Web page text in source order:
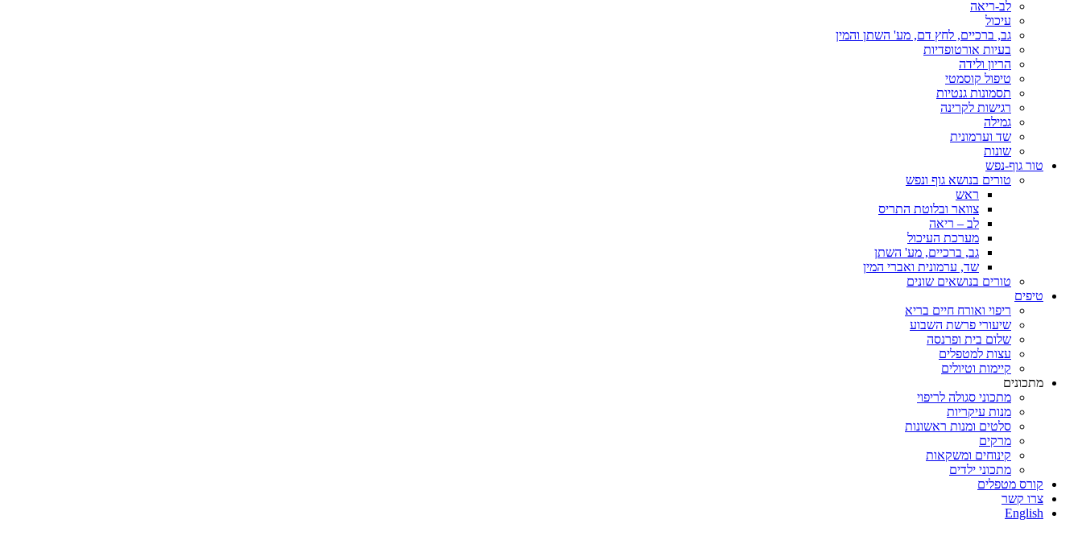
לב-ריאה
עיכול
גב, ברכיים, לחץ דם, מע' השתן והמין
בעיות אורטופדיות
הריון ולידה
טיפול קוסמטי
תסמונות גנטיות
רגישות לקרינה
גמילה
שד וערמונית
שונות
טור גוף-נפש
טורים בנושא גוף ונפש
ראש
צוואר ובלוטת התריס
לב – ריאה
מערכת העיכול
גב, ברכיים, מע' השתן
שד, ערמונית ואברי המין
טורים בנושאים שונים
טיפים
ריפוי ואורח חיים בריא
שיעורי פרשת השבוע
שלום בית ופרנסה
עצות למטפלים
קיימות וטיולים
מתכונים
מתכוני סגולה לריפוי
מנות עיקריות
סלטים ומנות ראשונות
מרקים
קינוחים ומשקאות
מתכוני ילדים
קורס מטפלים
צרו קשר
English